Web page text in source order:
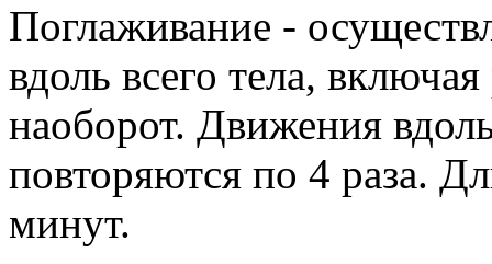
Поглаживание -
вдоль всего тела,
наоборот. Движения
повторяются по 4 раза.
минут.